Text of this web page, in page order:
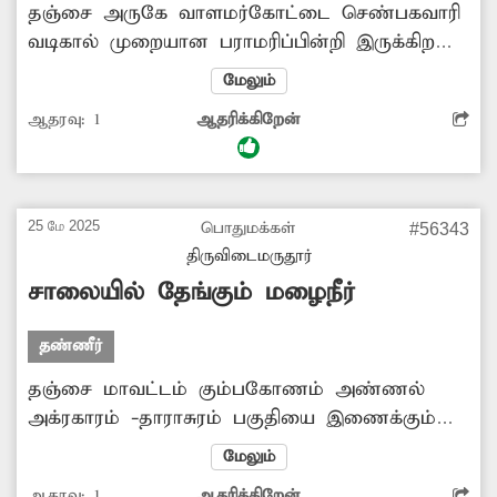
தஞ்சை அருகே வாளமர்கோட்டை செண்பகவாரி
வடிகால் முறையான பராமரிப்பின்றி இருக்கிறது.
வடிகால் முழுவதும் செடி,கொடிகள் வளர்ந்து
புதர்மண்டி கிடக்கிறது. இதனால் வடிகால்
விஷப்பூச்சிகளின் கூடாரமாக மாறி உள்ளது.
வடிகாலில் செடி கொடிகள் வளர்ந்து இருப்பதால்
நிலவுகிறது. எனவே சம்பந்தப்பட்ட அதிகாரிகள்
செண்பகவாரி வடிகாலை தூர்வார நடவடிக்கை
எடுக்க வேண்டும்.
மேலும்
ஆதரவு: 1 ஆதரிக்கிறேன்
25 மே 2025
பொதுமக்கள்
திருவிடைமருதூர்
#56343
சாலையில் தேங்கும் மழைநீர்
தண்ணீர்
தஞ்சை மாவட்டம் கும்பகோணம் அண்ணல்
அக்ரகாரம் -தாராசுரம் பகுதியை இணைக்கும்
சாலையில் மழைக்காலங்களில் மழைநீர் தேங்கி
நிற்கிறது. இதனால் அந்த வழியாக செல்பவர்கள்
மேலும்